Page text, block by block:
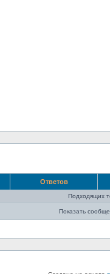
Ответов
Подходящих
Показать